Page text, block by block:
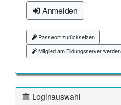
Anmelden
Passwort zurücksetzen
Mitglied am Bildungsserver werden
Loginauswahl